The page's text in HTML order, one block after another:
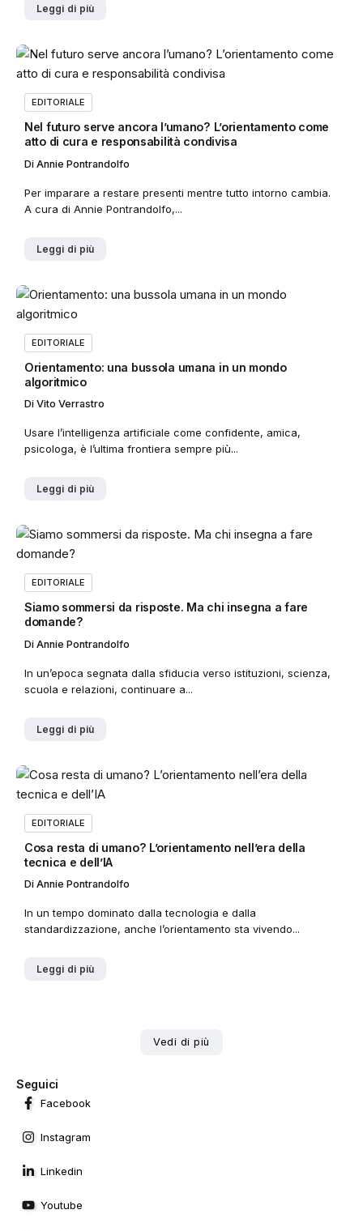
Seguici
Facebook
Instagram
Linkedin
Youtube
Leggi di più
EDITORIALE
Nel futuro serve ancora l’umano? L’orientamento come
atto di cura e responsabilità condivisa
Di Annie Pontrandolfo
Per imparare a restare presenti mentre tutto intorno cambia.
A cura di Annie Pontrandolfo,...
Leggi di più
EDITORIALE
Orientamento: una bussola umana in un mondo
algoritmico
Di Vito Verrastro
Usare l’intelligenza artificiale come confidente, amica,
psicologa, è l’ultima frontiera sempre più...
Leggi di più
EDITORIALE
Siamo sommersi da risposte. Ma chi insegna a fare
domande?
Di Annie Pontrandolfo
In un’epoca segnata dalla sfiducia verso istituzioni, scienza,
scuola e relazioni, continuare a...
Leggi di più
EDITORIALE
Cosa resta di umano? L’orientamento nell’era della
tecnica e dell’IA
Di Annie Pontrandolfo
In un tempo dominato dalla tecnologia e dalla
standardizzazione, anche l’orientamento sta vivendo...
Leggi di più
Vedi di più